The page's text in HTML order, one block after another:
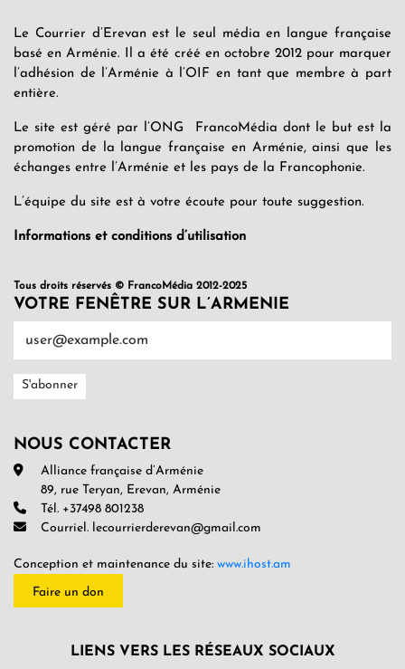
Le Courrier d’Erevan est le seul média en langue française
basé en Arménie. Il a été créé en octobre 2012 pour marquer
l’adhésion de l’Arménie à l’OIF en tant que membre à part
entière.
Le site est géré par l’ONG FrancoMédia dont le but est la
promotion de la langue française en Arménie, ainsi que les
échanges entre l’Arménie et les pays de la Francophonie.
L’équipe du site est à votre écoute pour toute suggestion.
Informations et conditions d’utilisation
Tous droits réservés © FrancoMédia 2012-2025
VOTRE FENÊTRE SUR L’ARMENIE
NOUS CONTACTER
Alliance française d’Arménie
89, rue Teryan, Erevan, Arménie
Tél. +37498 801238
Courriel. lecourrierderevan@gmail.com
Conception et maintenance du site: www.ihost.am
Faire un don
LIENS VERS LES RÉSEAUX SOCIAUX